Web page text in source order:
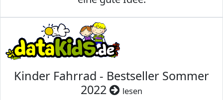
Kinder Fahrrad - Bestseller Sommer
2022
lesen